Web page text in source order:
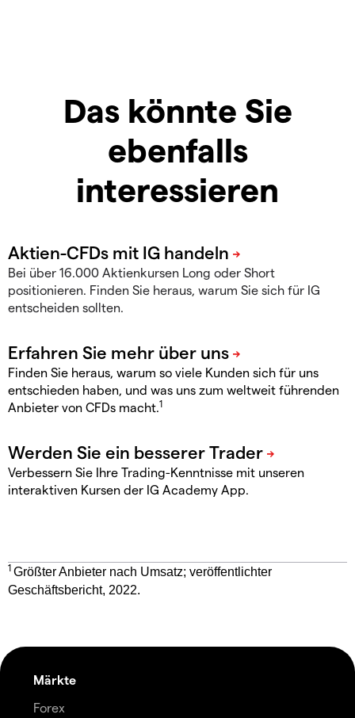
Das könnte Sie
ebenfalls
interessieren
Bei über 16.000 Aktienkursen Long oder Short
positionieren. Finden Sie heraus, warum Sie sich für IG
entscheiden sollten.
Finden Sie heraus, warum so viele Kunden sich für uns
entschieden haben, und was uns zum weltweit führenden
Anbieter von CFDs macht.1
Verbessern Sie Ihre Trading-Kenntnisse mit unseren
interaktiven Kursen der IG Academy App.
1 Größter Anbieter nach Umsatz; veröffentlichter
Geschäftsbericht, 2022.
Märkte
Forex